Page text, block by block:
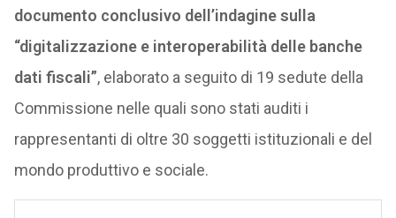
documento conclusivo dell’indagine sulla
“digitalizzazione e interoperabilità delle banche
dati fiscali”, elaborato a seguito di 19 sedute della
Commissione nelle quali sono stati auditi i
rappresentanti di oltre 30 soggetti istituzionali e del
mondo produttivo e sociale.